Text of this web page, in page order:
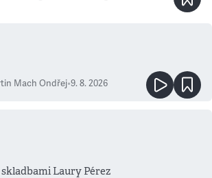
Mach Ondřej•9. 8. 2026
Laury Pérez